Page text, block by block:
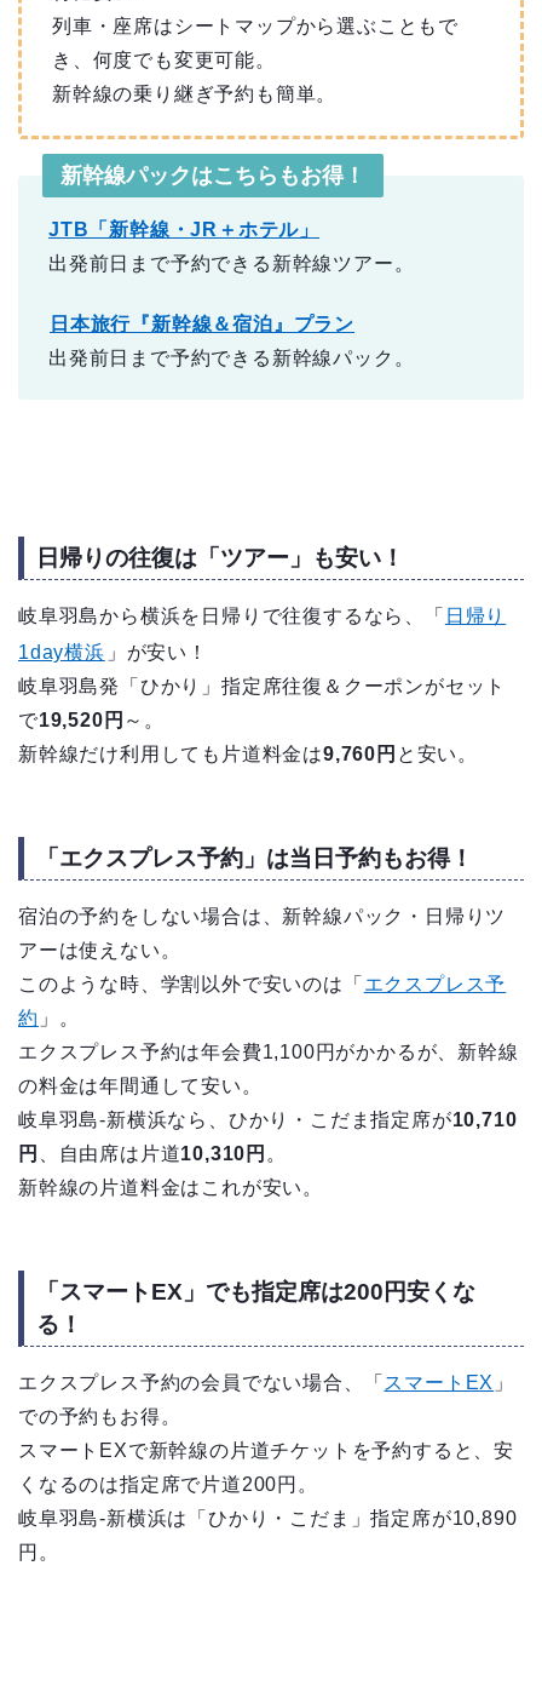
列車・座席はシートマップから選ぶこともで
き、何度でも変更可能。
新幹線の乗り継ぎ予約も簡単。
新幹線パックはこちらもお得！
JTB「新幹線・JR＋ホテル」
出発前日まで予約できる新幹線ツアー。
日本旅行『新幹線＆宿泊』プラン
出発前日まで予約できる新幹線パック。
日帰りの往復は「ツアー」も安い！
岐阜羽島から横浜を日帰りで往復するなら、「 日帰り
1day横浜 」が安い！
岐阜羽島発「ひかり」指定席往復＆クーポンがセット
で19,520円 ～。
新幹線だけ利用しても片道料金は9,760円 と安い。
「エクスプレス予約」は当日予約もお得！
宿泊の予約をしない場合は、新幹線パック・日帰りツ
アーは使えない。
このような時、学割以外で安いのは「 エクスプレス予
約 」。
エクスプレス予約は年会費1,100円がかかるが、新幹線
の料金は年間通して安い。
岐阜羽島-新横浜なら、ひかり・こだま指定席が10,710
円
、自由席は片道10,310円 。
新幹線の片道料金はこれが安い。
「スマートEX」でも指定席は200円安くな
る！
エクスプレス予約の会員でない場合、「 スマートEX 」
での予約もお得。
スマートEXで新幹線の片道チケットを予約すると、安
くなるのは指定席で片道200円。
岐阜羽島-新横浜は「ひかり・こだま」指定席が10,890
円。